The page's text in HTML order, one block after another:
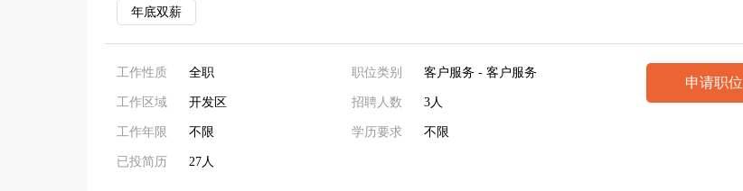
年底双薪
工作性质 全职
工作区域 开发区
工作年限 不限
已投简历 27人
职位类别 客户服务 - 客户服务
招聘人数 3人
学历要求 不限
申请职位